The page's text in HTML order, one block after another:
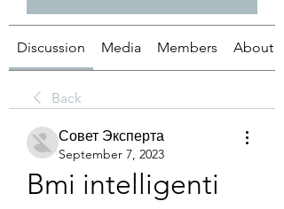
Discussion Media Members About
Back
Совет Эксперта
September 7, 2023
Bmi intelligenti